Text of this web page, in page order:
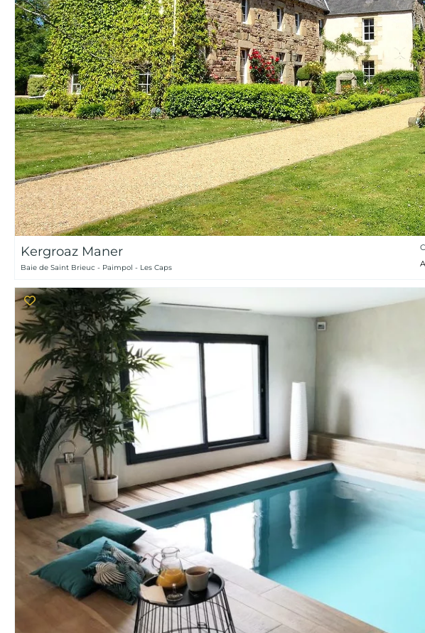
Kergroaz Maner
Baie de Saint Brieuc - Paimpol - Les Caps